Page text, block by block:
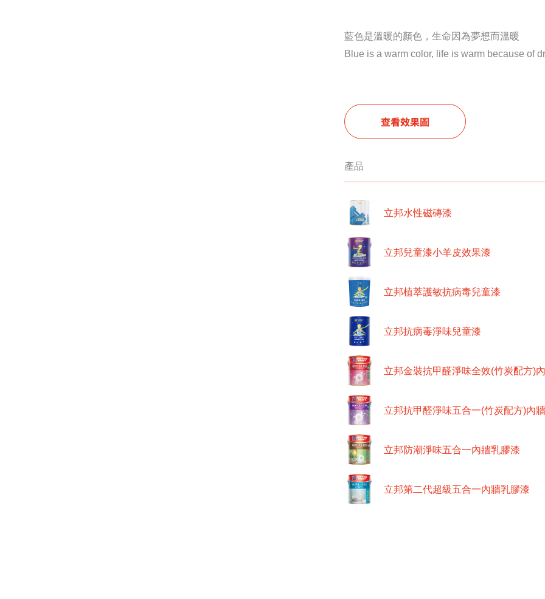
藍色是溫暖的顏色，生命因為夢想而溫暖
Blue is a warm color, life is warm because of
查看效果圖
產品
立邦水性磁磚漆
立邦兒童漆小羊皮效果漆
立邦植萃護敏抗病毒兒童漆
立邦抗病毒淨味兒童漆
立邦金裝抗甲醛淨味全效(竹炭配方)
立邦抗甲醛淨味五合一(竹炭配方)內
立邦防潮淨味五合一內牆乳膠漆
立邦第二代超級五合一內牆乳膠漆